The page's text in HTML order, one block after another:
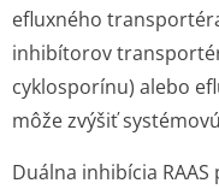
efluxného
inhibítorov
cyklosporínu) alebo
môže zvýšiť
Duálna inhibícia